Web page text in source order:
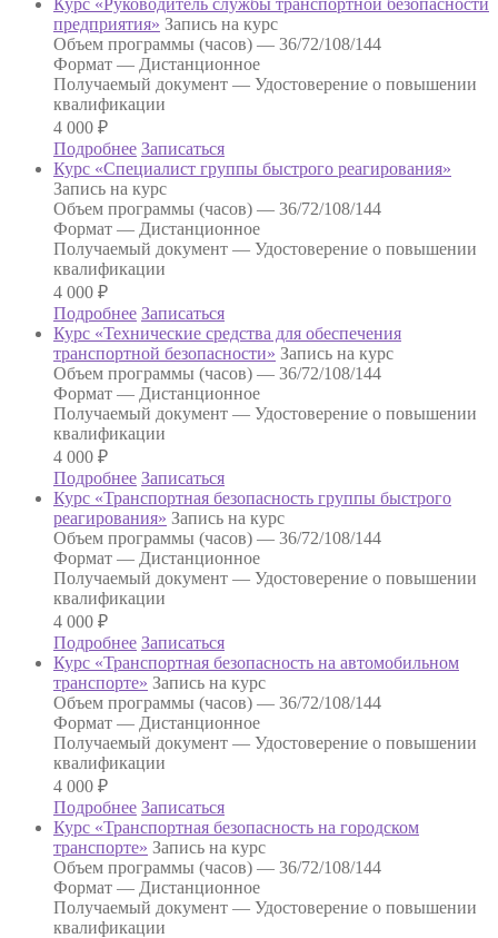
предприятия» Запись на курс
Объем программы (часов) — 36/72/108/144
Формат — Дистанционное
Получаемый документ — Удостоверение о повышении
квалификации
4 000 ₽
Подробнее Записаться
Курс «Специалист группы быстрого реагирования»
Запись на курс
Объем программы (часов) — 36/72/108/144
Формат — Дистанционное
Получаемый документ — Удостоверение о повышении
квалификации
4 000 ₽
Подробнее Записаться
Курс «Технические средства для обеспечения
транспортной безопасности» Запись на курс
Объем программы (часов) — 36/72/108/144
Формат — Дистанционное
Получаемый документ — Удостоверение о повышении
квалификации
4 000 ₽
Подробнее Записаться
Курс «Транспортная безопасность группы быстрого
реагирования» Запись на курс
Объем программы (часов) — 36/72/108/144
Формат — Дистанционное
Получаемый документ — Удостоверение о повышении
квалификации
4 000 ₽
Подробнее Записаться
Курс «Транспортная безопасность на автомобильном
транспорте» Запись на курс
Объем программы (часов) — 36/72/108/144
Формат — Дистанционное
Получаемый документ — Удостоверение о повышении
квалификации
4 000 ₽
Подробнее Записаться
Курс «Транспортная безопасность на городском
транспорте» Запись на курс
Объем программы (часов) — 36/72/108/144
Формат — Дистанционное
Получаемый документ — Удостоверение о повышении
квалификации